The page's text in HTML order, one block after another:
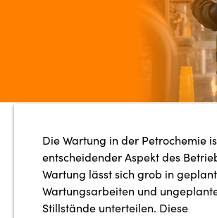
Die Wartung in der Petrochemie
entscheidender Aspekt des
Wartung lässt sich grob in
Wartungsarbeiten und
Stillstände unterteilen. Diese